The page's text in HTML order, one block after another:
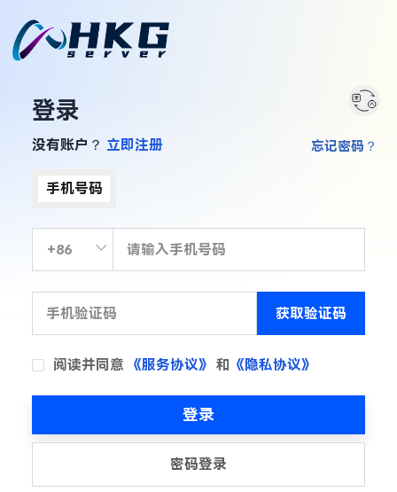
登录
没有账户？ 立即注册
手机号码
获取验证码
阅读并同意 《服务协议》 和 《隐私协议》
忘记密码？
登录
密码登录